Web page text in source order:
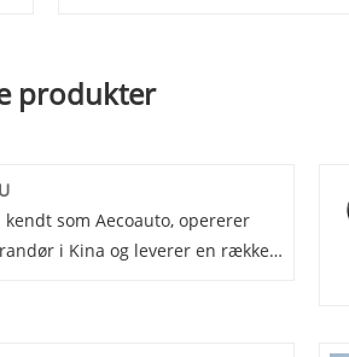
produkter
kendt som Aecoauto, opererer
i Kina og leverer en række